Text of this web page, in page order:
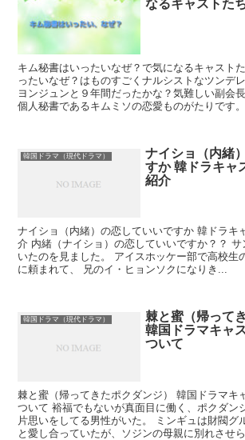
なるキャストたち
キム秘書はいったいなぜ？で気になるキャスト
ったいなぜ？はものすごくナルシストなツンデ
ヨンジュンと９年間だったかな？気難しい副会
個人秘書であるキムミソの恋愛ものがたりです。
韓国ドラマ（現代ドラマ）
ナイショ（内緒
すか 韓ドラキャ
紹介
ナイショ（内緒）の恋していいですか 韓ドラキ
介 内緒（ナイショ）の恋していいですか？？
いたのを見ました。 アイスホッケー部で高校生
に頼まれて、 兄のイ・ヒョンソクになりき...
韓国ドラマ（現代ドラマ）
棘と蜜（帰って
韓国ドラマキャ
ついて
棘と蜜（帰ってきたポクダンジ） 韓国ドラマキ
ついて 裕福でもないが真面目に働く、ポクダン
片思いをしてる男性がいた。 ミンギュは財閥グ
と愛し合っていたが、ソジンの母親に別れさせら